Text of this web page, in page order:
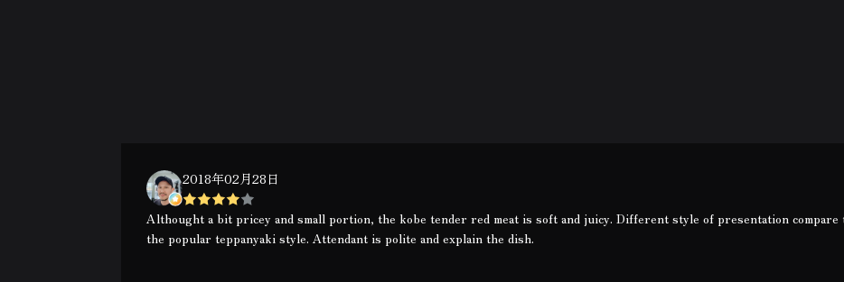
2018年02月28日
Althought a bit pricey and small portion, the kobe tender red meat is soft and juicy. Different style of presentation compare
the popular teppanyaki style. Attendant is polite and explain the dish.